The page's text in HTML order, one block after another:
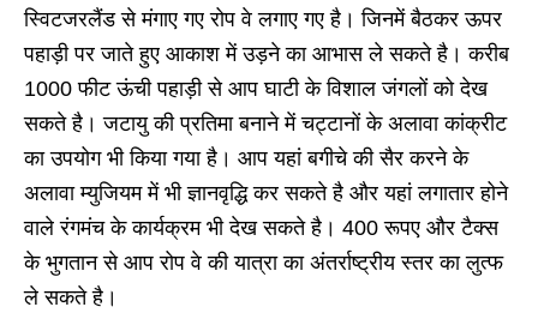
स्विटजरलैंड से मंगाए गए रोप वे लगाए गए है। जिनमें बैठकर ऊपर
पहाड़ी पर जाते हुए आकाश में उड़ने का आभास ले सकते है। करीब
1000 फीट ऊंची पहाड़ी से आप घाटी के विशाल जंगलों को देख
सकते है। जटायु की प्रतिमा बनाने में चट्टानों के अलावा कांक्रीट
का उपयोग भी किया गया है। आप यहां बगीचे की सैर करने के
अलावा म्युजियम में भी ज्ञानवृद्धि कर सकते है और यहां लगातार होने
वाले रंगमंच के कार्यक्रम भी देख सकते है। 400 रूपए और टैक्स
के भुगतान से आप रोप वे की यात्रा का अंतर्राष्ट्रीय स्तर का लुत्फ
ले सकते है।